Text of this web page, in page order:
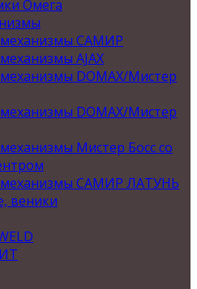
Омега
САМИР
AJAX
DOMAX/Мистер
DOMAX/Мистер
Мистер Босс со
САМИР ЛАТУНЬ
веники